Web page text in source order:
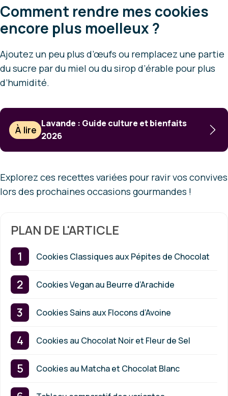
Comment rendre mes cookies
encore plus moelleux ?
Ajoutez un peu plus d’œufs ou remplacez une partie
du sucre par du miel ou du sirop d’érable pour plus
d’humidité.
À lire
Lavande : Guide culture et bienfaits
2026
Explorez ces recettes variées pour ravir vos convives
lors des prochaines occasions gourmandes !
PLAN DE L'ARTICLE
Cookies Classiques aux Pépites de Chocolat
Cookies Vegan au Beurre d’Arachide
Cookies Sains aux Flocons d’Avoine
Cookies au Chocolat Noir et Fleur de Sel
Cookies au Matcha et Chocolat Blanc